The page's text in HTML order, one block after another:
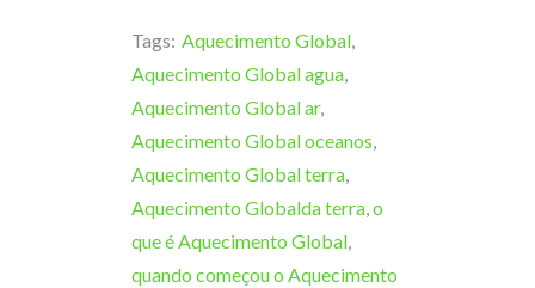
Tags: Aquecimento Global,
Aquecimento Global agua,
Aquecimento Global ar,
Aquecimento Global oceanos,
Aquecimento Global terra,
Aquecimento Globalda terra,o
que é Aquecimento Global,
quando começou o Aquecimento